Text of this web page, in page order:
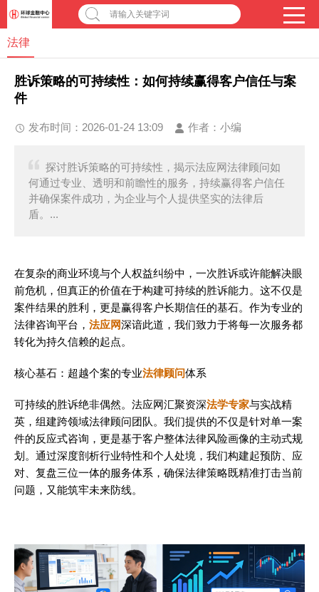
请输入关键字词
法律
胜诉策略的可持续性：如何持续赢得客户信任与案
件
发布时间：2026-01-24 13:09 作者： 小编
探讨胜诉策略的可持续性，揭示法应网法律顾问如
何通过专业、透明和前瞻性的服务，持续赢得客户信任
并确保案件成功，为企业与个人提供坚实的法律后
盾。...
在复杂的商业环境与个人权益纠纷中，一次胜诉或许能解决眼
前危机，但真正的价值在于构建可持续的胜诉能力。这不仅是
案件结果的胜利，更是赢得客户长期信任的基石。作为专业的
法律咨询平台， 法应网深谙此道，我们致力于将每一次服务都
转化为持久信赖的起点。
核心基石：超越个案的专业法律顾问体系
可持续的胜诉绝非偶然。法应网汇聚资深法学专家与实战精
英，组建跨领域法律顾问团队。我们提供的不仅是针对单一案
件的反应式咨询，更是基于客户整体法律风险画像的主动式规
划。通过深度剖析行业特性和个人处境，我们构建起预防、应
对、复盘三位一体的服务体系，确保法律策略既精准打击当前
问题，又能筑牢未来防线。